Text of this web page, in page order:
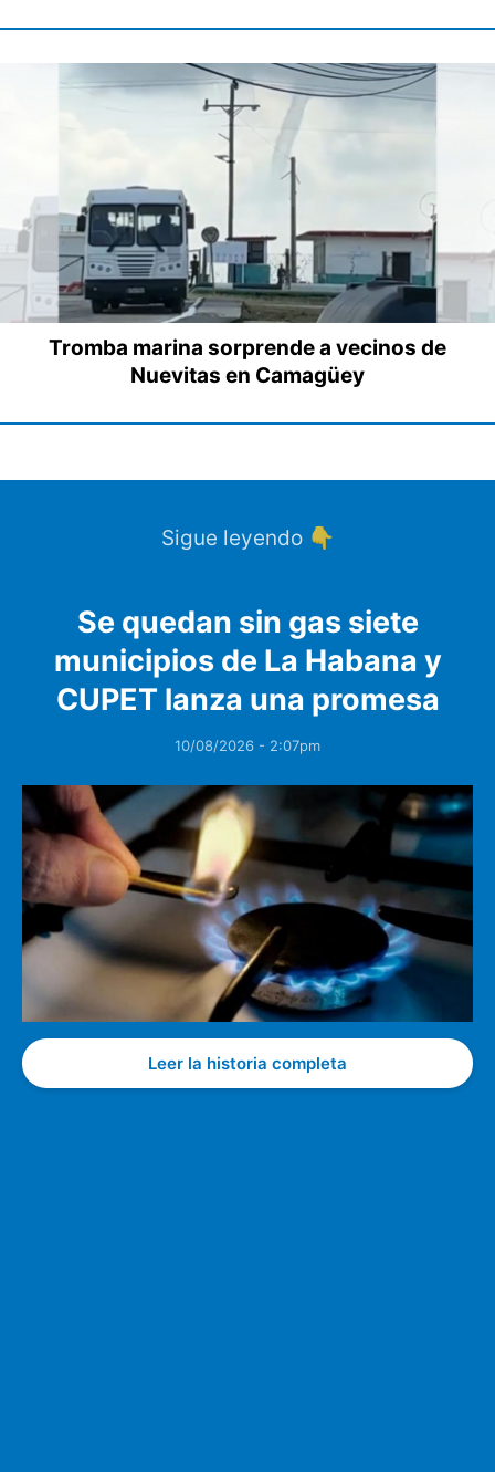
Tromba marina sorprende a vecinos de
Nuevitas en Camagüey
Sigue leyendo 👇